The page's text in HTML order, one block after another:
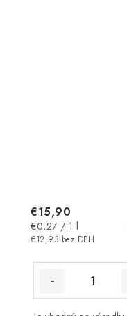
€12,93 bez DPH
€15,90
Jednotková
cena:
€0,27 / 1 l